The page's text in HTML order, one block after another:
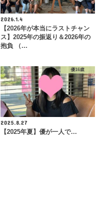
2026.1.4
【2026年が本当にラストチャン
ス】2025年の振返り＆2026年の
抱負 （…
優16歳
2025.8.27
【2025年夏】優が一人で…